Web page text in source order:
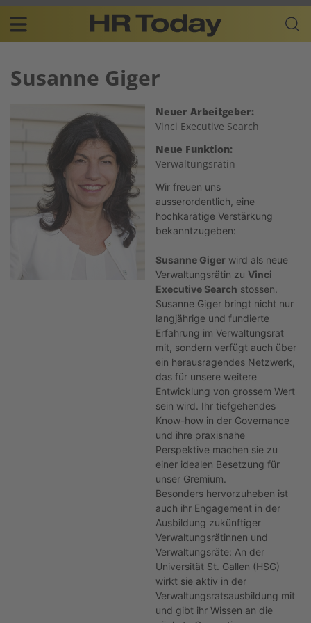
Skip
content
Plattform
für
Resources
navigation
Susanne Giger
Neuer Arbeitgeber:
Vinci Executive Search
Neue Funktion:
Verwaltungsrätin
Wir freuen uns
ausserordentlich, eine
hochkarätige Verstärkung
bekanntzugeben:
Susanne Giger wird als neue
Verwaltungsrätin zu Vinci
Executive Search stossen.
Susanne Giger bringt nicht nur
langjährige und fundierte
Erfahrung im Verwaltungsrat
mit, sondern verfügt auch über
ein herausragendes Netzwerk,
das für unsere weitere
Entwicklung von grossem Wert
sein wird. Ihr tiefgehendes
Know-how in der Governance
und ihre praxisnahe
Perspektive machen sie zu
einer idealen Besetzung für
unser Gremium.
Besonders hervorzuheben ist
auch ihr Engagement in der
Ausbildung zukünftiger
Verwaltungsrätinnen und
Verwaltungsräte: An der
Universität St. Gallen (HSG)
wirkt sie aktiv in der
Verwaltungsratsausbildung mit
und gibt ihr Wissen an die